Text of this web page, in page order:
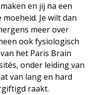
en jij na een
Je wilt dan
meer over
ook fysiologisch
het Paris Brain
onder leiding van
van lang en hard
raakt.